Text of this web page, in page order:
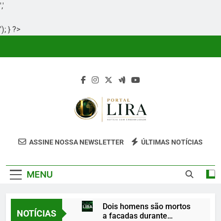
','
'); } ?>
Portal Lira
Portal Lira É Um Site Informativo
Clareza, Responsabilidade E Uma Boa
ASSINE NOSSA NEWSLETTER ÚLTIMAS NOTÍCIAS
MENU
NOTÍCIAS
Dois homens são mortos
a facadas durante